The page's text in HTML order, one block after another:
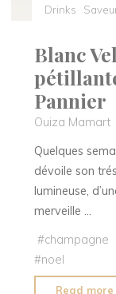
Drinks
Blanc
Pannier
Ouiza Mamart
Quelques
dévoile son
lumineuse,
merveille …
#champagne
#noel
Read more